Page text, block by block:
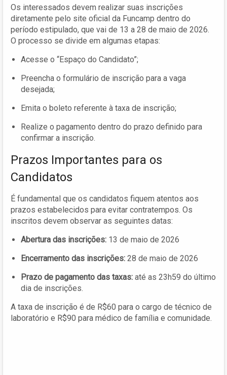
Os interessados devem realizar suas inscrições
diretamente pelo site oficial da Funcamp dentro do
período estipulado, que vai de 13 a 28 de maio de 2026.
O processo se divide em algumas etapas:
Acesse o “Espaço do Candidato”;
Preencha o formulário de inscrição para a vaga
desejada;
Emita o boleto referente à taxa de inscrição;
Realize o pagamento dentro do prazo definido para
confirmar a inscrição.
Prazos Importantes para os
Candidatos
É fundamental que os candidatos fiquem atentos aos
prazos estabelecidos para evitar contratempos. Os
inscritos devem observar as seguintes datas:
Abertura das inscrições: 13 de maio de 2026
Encerramento das inscrições: 28 de maio de 2026
Prazo de pagamento das taxas: até as 23h59 do último
dia de inscrições.
A taxa de inscrição é de R$60 para o cargo de técnico de
laboratório e R$90 para médico de família e comunidade.